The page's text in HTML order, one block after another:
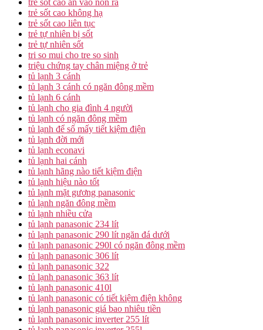
trẻ sốt cao không hạ
trẻ sốt cao liên tục
trẻ tự nhiên bị sốt
trẻ tự nhiên sốt
tri so mui cho tre so sinh
triệu chứng tay chân miệng ở trẻ
tủ lạnh 3 cánh
tủ lạnh 3 cánh có ngăn đông mềm
tủ lạnh 6 cánh
tủ lạnh cho gia đình 4 người
tủ lạnh có ngăn đông mềm
tủ lạnh để số mấy tiết kiệm điện
tủ lạnh đời mới
tủ lạnh econavi
tủ lạnh hai cánh
tủ lạnh hãng nào tiết kiệm điện
tủ lạnh hiệu nào tốt
tủ lạnh mặt gương panasonic
tủ lạnh ngăn đông mềm
tủ lạnh nhiều cửa
tủ lạnh panasonic 234 lít
tủ lạnh panasonic 290 lít ngăn đá dưới
tủ lạnh panasonic 290l có ngăn đông mềm
tủ lạnh panasonic 306 lít
tủ lạnh panasonic 322
tủ lạnh panasonic 363 lít
tủ lạnh panasonic 410l
tủ lạnh panasonic có tiết kiệm điện không
tủ lạnh panasonic giá bao nhiêu tiền
tủ lạnh panasonic inverter 255 lít